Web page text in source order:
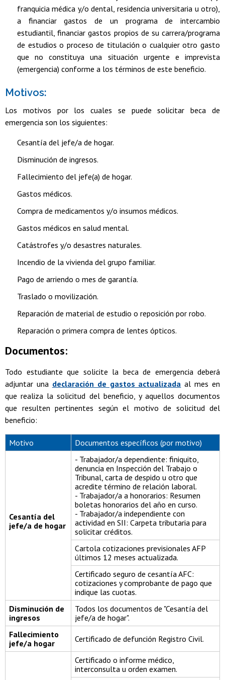
franquicia médica y/o dental, residencia universitaria u otro),
a financiar gastos de un programa de intercambio
estudiantil, financiar gastos propios de su carrera/programa
de estudios o proceso de titulación o cualquier otro gasto
que no constituya una situación urgente e imprevista
(emergencia) conforme a los términos de este beneficio.
Motivos:
Los motivos por los cuales se puede solicitar beca de
emergencia son los siguientes:
Cesantía del jefe/a de hogar.
Disminución de ingresos.
Fallecimiento del jefe(a) de hogar.
Gastos médicos.
Compra de medicamentos y/o insumos médicos.
Gastos médicos en salud mental.
Catástrofes y/o desastres naturales.
Incendio de la vivienda del grupo familiar.
Pago de arriendo o mes de garantía.
Traslado o movilización.
Reparación de material de estudio o reposición por robo.
Reparación o primera compra de lentes ópticos.
Documentos:
Todo estudiante que solicite la beca de emergencia deberá
adjuntar una declaración de gastos actualizada al mes en
que realiza la solicitud del beneficio, y aquellos documentos
que resulten pertinentes según el motivo de solicitud del
beneficio:
Motivo Documentos específicos (por motivo)
Cesantía del
jefe/a de hogar
- Trabajador/a dependiente: finiquito,
denuncia en Inspección del Trabajo o
Tribunal, carta de despido u otro que
acredite término de relación laboral.
- Trabajador/a a honorarios: Resumen
boletas honorarios del año en curso.
- Trabajador/a independiente con
actividad en SII: Carpeta tributaria para
solicitar créditos.
Cartola cotizaciones previsionales AFP
últimos 12 meses actualizada.
Certificado seguro de cesantía AFC:
cotizaciones y comprobante de pago que
indique las cuotas.
Disminución de
ingresos
Todos los documentos de "Cesantía del
jefe/a de hogar".
Fallecimiento
jefe/a hogar
Certificado de defunción Registro Civil.
Certificado o informe médico,
interconsulta u orden examen.